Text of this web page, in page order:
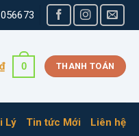
₫ 0 THANH TOÁN
Lý Tin tức Mới Liên hệ